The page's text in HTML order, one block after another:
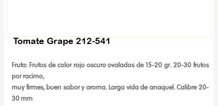
Tomate Grape 212-541
Fruta: Frutos de color rojo oscuro ovalados de 15-20 gr. 20-30 frutos
por racimo,
muy firmes, buen sabor y aroma. Larga vida de anaquel. Calibre 20-
30 mm